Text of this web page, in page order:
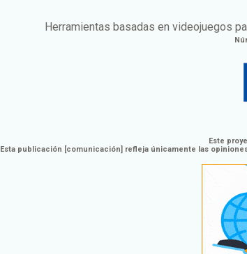
Herramientas basadas en videojuegos
Este
Esta publicación [comunicación] refleja únicamente las